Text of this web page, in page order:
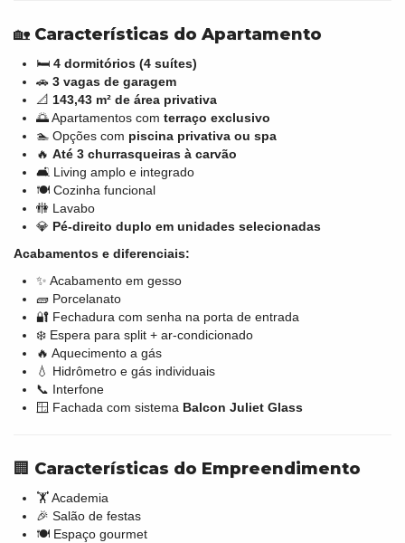
🏡 Características do Apartamento
🛏️ 4 dormitórios (4 suítes)
🚗 3 vagas de garagem
📐 143,43 m² de área privativa
🌅 Apartamentos com terraço exclusivo
🏊 Opções com piscina privativa ou spa
🔥 Até 3 churrasqueiras à carvão
🛋️ Living amplo e integrado
🍽️ Cozinha funcional
🚻 Lavabo
💎 Pé-direito duplo em unidades selecionadas
Acabamentos e diferenciais:
✨ Acabamento em gesso
🧱 Porcelanato
🔐 Fechadura com senha na porta de entrada
❄️ Espera para split + ar-condicionado
🔥 Aquecimento a gás
💧 Hidrômetro e gás individuais
📞 Interfone
🪟 Fachada com sistema Balcon Juliet Glass
🏢 Características do Empreendimento
🏋️ Academia
🎉 Salão de festas
🍽️ Espaço gourmet